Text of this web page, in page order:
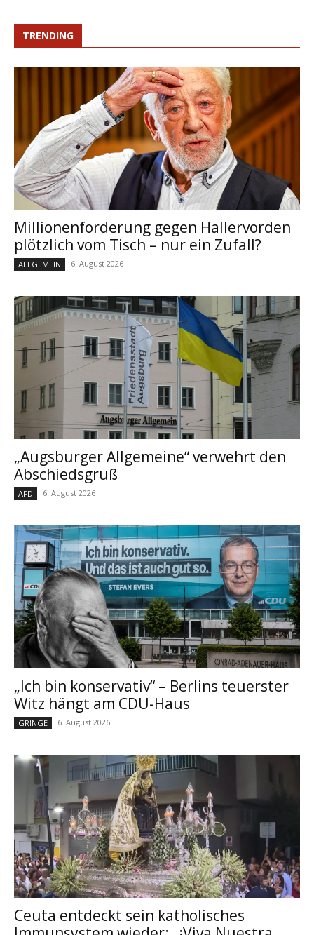
TRENDING
Millionenforderung gegen Hallervorden
plötzlich vom Tisch – nur ein Zufall?
ALLGEMEIN 6. August 2026
„Augsburger Allgemeine“ verwehrt den
Abschiedsgruß
AFD 6. August 2026
„Ich bin konservativ“ – Berlins teuerster
Witz hängt am CDU-Haus
GRINGE 6. August 2026
Ceuta entdeckt sein katholisches